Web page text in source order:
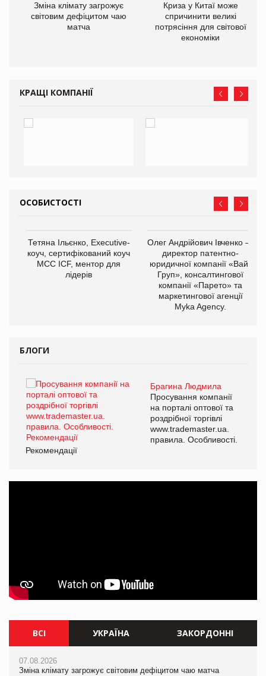
Зміна клімату загрожує
світовим дефіцитом чаю
матча
Криза у Китаї може
спричинити великі
потрясіння для світової
економіки
КРАЩІ КОМПАНІЇ
ОСОБИСТОСТІ
Тетяна Ільєнко, Executive-
коуч, сертифікований коуч
МСС ICF, ментор для
лідерів
Олег Андрійович Івченко —
директор патентно-
юридичної компанії «Вайз
Груп», консалтингової
компанії «Парето» та
маркетингової агенції
Myka Agency.
БЛОГИ
Брагина Людмила
Просування компанії
на порталі оптової та
роздрібної торгівлі
www.trademaster.ua.
правила. Особливості.
Рекомендації
ВСІ УКРАЇНА ЗАКОРДОННІ
07.08.2026
Зміна клімату загрожує світовим дефіцитом чаю матча
07.08.2026
Зміна клімату загрожує світовим дефіцитом чаю матча
07.08.2026
Зміна клімату загрожує світовим дефіцитом чаю матча